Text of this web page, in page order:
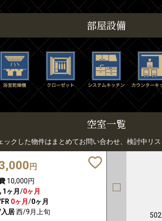
部屋設備
空室一覧
ックした物件はまとめてお問い合わせ、検討中リス
円
10,000円
1ヶ月/0ヶ月
0ヶ月/0ヶ月
居西/9月上旬